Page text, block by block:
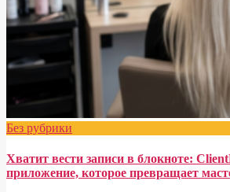
Без рубрики
Хватит вести записи в блокноте:
приложение, которое превращает